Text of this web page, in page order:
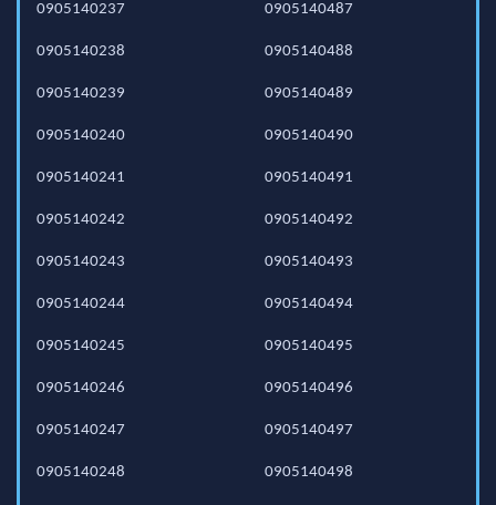
0905140237
0905140238
0905140239
0905140240
0905140241
0905140242
0905140243
0905140244
0905140245
0905140246
0905140247
0905140248
0905140487
0905140488
0905140489
0905140490
0905140491
0905140492
0905140493
0905140494
0905140495
0905140496
0905140497
0905140498